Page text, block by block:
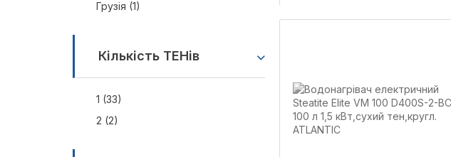
Грузія (1)
Кількість ТЕНів
1 (33)
2 (2)